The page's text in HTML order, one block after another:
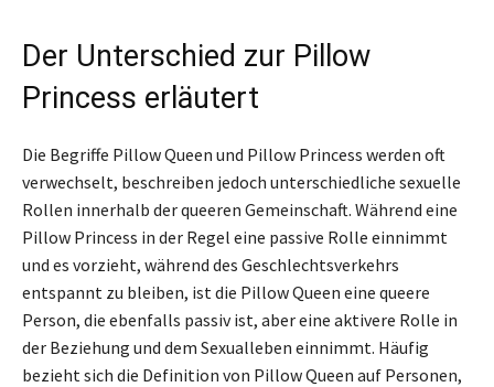
Der Unterschied zur Pillow
Princess erläutert
Die Begriffe Pillow Queen und Pillow Princess werden oft
verwechselt, beschreiben jedoch unterschiedliche sexuelle
Rollen innerhalb der queeren Gemeinschaft. Während eine
Pillow Princess in der Regel eine passive Rolle einnimmt
und es vorzieht, während des Geschlechtsverkehrs
entspannt zu bleiben, ist die Pillow Queen eine queere
Person, die ebenfalls passiv ist, aber eine aktivere Rolle in
der Beziehung und dem Sexualleben einnimmt. Häufig
bezieht sich die Definition von Pillow Queen auf Personen,